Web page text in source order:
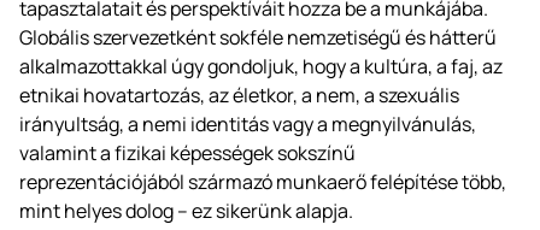
tapasztalatait és perspektíváit hozza be a munkájába.
Globális szervezetként sokféle nemzetiségű és hátterű
alkalmazottakkal úgy gondoljuk, hogy a kultúra, a faj, az
etnikai hovatartozás, az életkor, a nem, a szexuális
irányultság, a nemi identitás vagy a megnyilvánulás,
valamint a fizikai képességek sokszínű
reprezentációjából származó munkaerő felépítése több,
mint helyes dolog – ez sikerünk alapja.